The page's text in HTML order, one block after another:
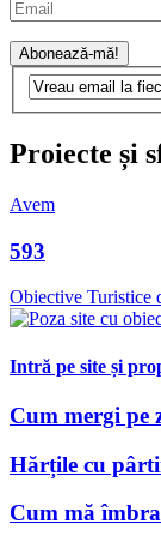
Proiecte și
Avem
593
Obiective Turistice
Intră pe site și
Cum mergi pe
Hărțile cu
Cum mă